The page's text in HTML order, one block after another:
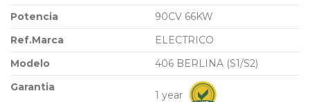
Potencia
90CV 66KW
Ref.Marca
ELECTRICO
Modelo
406 BERLINA (S1/S2)
Garantia
1 year